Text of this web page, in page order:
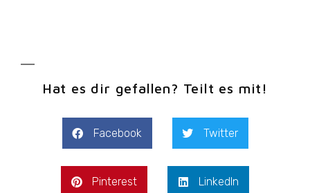
Hat es dir gefallen? Teilt es mit!
Facebook Twitter
Pinterest LinkedIn